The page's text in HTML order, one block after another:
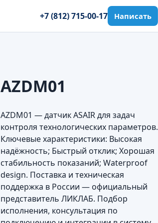
+7 (812) 715-00-17 Написать
AZDM01
AZDM01 — датчик ASAIR для задач
контроля технологических параметров.
Ключевые характеристики: Высокая
надёжность; Быстрый отклик; Хорошая
стабильность показаний; Waterproof
design. Поставка и техническая
поддержка в России — официальный
представитель ЛИКЛАБ. Подбор
исполнения, консультация по